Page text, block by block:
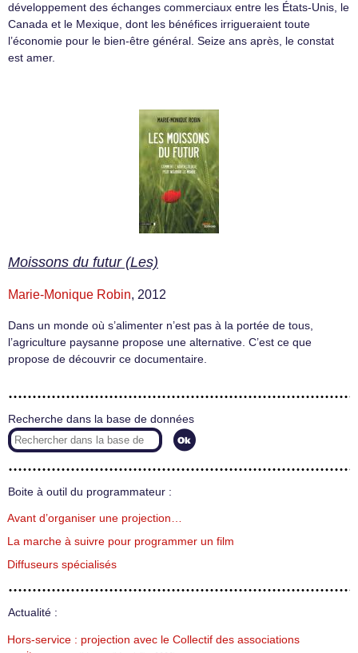
développement des échanges commerciaux entre les États-Unis, le
Canada et le Mexique, dont les bénéfices irrigueraient toute
l’économie pour le bien-être général. Seize ans après, le constat
est amer.
Moissons du futur (Les)
Marie-Monique Robin, 2012
Dans un monde où s’alimenter n’est pas à la portée de tous,
l’agriculture paysanne propose une alternative. C’est ce que
propose de découvrir ce documentaire.
Recherche dans la base de données
Boite à outil du programmateur :
Avant d’organiser une projection…
La marche à suivre pour programmer un film
Diffuseurs spécialisés
Actualité :
Hors-service : projection avec le Collectif des associations